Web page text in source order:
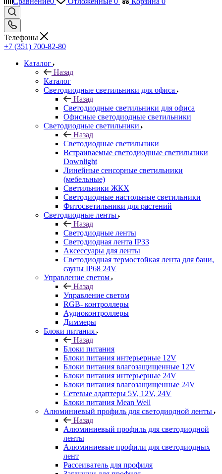
Телефоны
+7 (351) 700-82-80
Каталог
Назад
Каталог
Светодиодные светильники для офиса
Назад
Светодиодные светильники для офиса
Офисные светодиодные светильники
Светодиодные светильники
Назад
Светодиодные светильники
Встраиваемые светодиодные светильники
Downlight
Линейные сенсорные светильники
(мебельные)
Светильники ЖКХ
Светодиодные настольные светильники
Фитосветильники для растений
Светодиодные ленты
Назад
Светодиодные ленты
Светодиодная лента IP33
Аксессуары для ленты
Светодиодная термостойкая лента для бани,
сауны IP68 24V
Управление светом
Назад
Управление светом
RGB- контроллеры
Аудиоконтроллеры
Диммеры
Блоки питания
Назад
Блоки питания
Блоки питания интерьерные 12V
Блоки питания влагозащищенные 12V
Блоки питания интерьерные 24V
Блоки питания влагозащищенные 24V
Сетевые адаптеры 5V, 12V, 24V
Блоки питания Mean Well
Алюминиевый профиль для светодиодной ленты
Назад
Алюминиевый профиль для светодиодной
ленты
Алюминиевые профили для светодиодных
лент
Рассеиватель для профиля